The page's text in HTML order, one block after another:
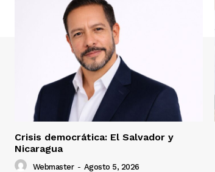
Crisis democrática: El Salvador y
Nicaragua
Webmaster - Agosto 5, 2026